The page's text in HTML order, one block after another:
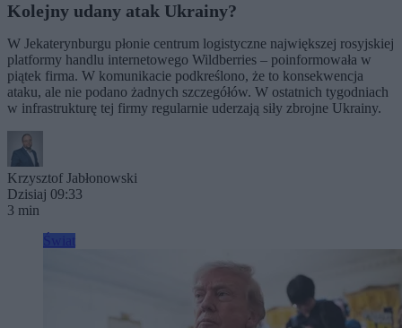
Kolejny udany atak Ukrainy?
W Jekaterynburgu płonie centrum logistyczne największej rosyjskiej
platformy handlu internetowego Wildberries – poinformowała w
piątek firma. W komunikacie podkreślono, że to konsekwencja
ataku, ale nie podano żadnych szczegółów. W ostatnich tygodniach
w infrastrukturę tej firmy regularnie uderzają siły zbrojne Ukrainy.
Krzysztof Jabłonowski
Dzisiaj 09:33
3 min